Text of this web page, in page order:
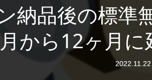
納品後の標準
から12ヶ月に
2022.11.22